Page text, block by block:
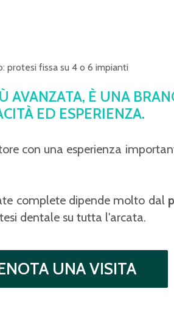
protesi fissa su 4 o 6 impianti
È UNA
ED ESPERIENZA.
con una esperienza
complete dipende molto dal
dentale su tutta l'arcata.